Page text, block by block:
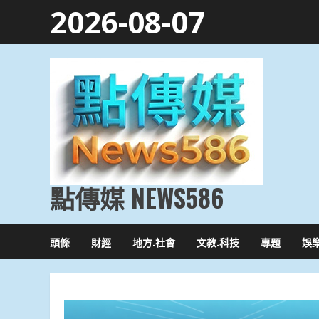
2026-08-07
點傳媒 NEWS586
頭條 財經 地方.社會 文教.科技 專題 娛